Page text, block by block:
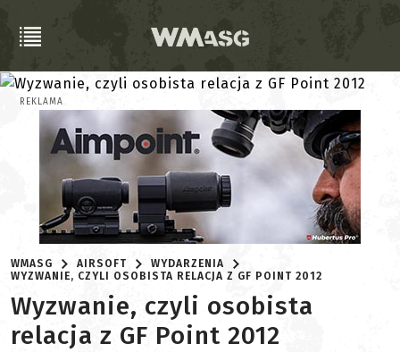
REKLAMA
WMASG AIRSOFT
WYDARZENIA
WYZWANIE, CZYLI OSOBISTA RELACJA Z GF POINT 2012
Wyzwanie, czyli osobista
relacja z GF Point 2012